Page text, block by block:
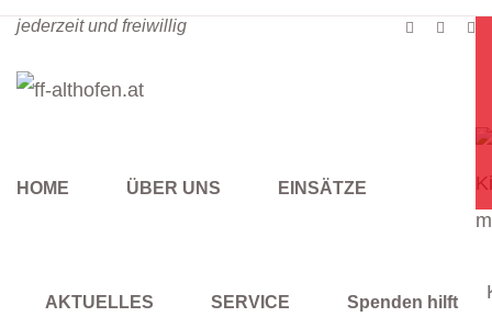
jederzeit und freiwillig
HOME ÜBER UNS EINSÄTZE
AKTUELLES SERVICE Spenden hilft